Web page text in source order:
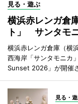
見る・遊ぶ
横浜赤レンガ倉
ト」 サンタモ
横浜赤レンガ倉庫（横
西海岸「サンタモニカ
Sunset 2026」が開催
見る・